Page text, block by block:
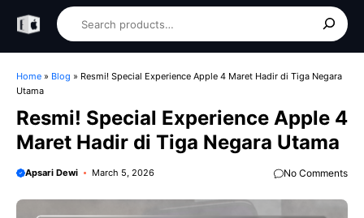
content
Home » Blog » Resmi! Special Experience Apple 4 Maret Hadir di Tiga Negara
Utama
Resmi! Special Experience Apple 4
Maret Hadir di Tiga Negara Utama
Apsari Dewi March 5, 2026 No Comments